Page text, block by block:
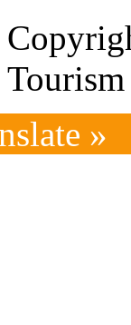
»